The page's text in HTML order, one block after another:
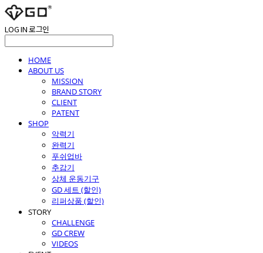
LOG IN로그인
HOME
ABOUT US
MISSION
BRAND STORY
CLIENT
PATENT
SHOP
악력기
완력기
푸쉬업바
추감기
상체 운동기구
GD 세트 (할인)
리퍼상품 (할인)
STORY
CHALLENGE
GD CREW
VIDEOS